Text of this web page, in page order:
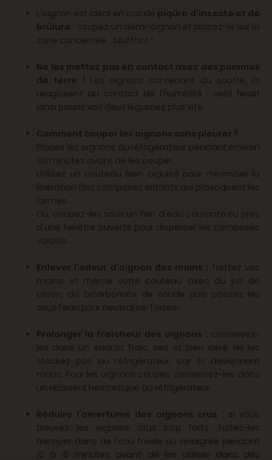
L'oignon est idéal en cas de piqûre d'insecte et de
brûlure : coupez un demi-oignon et placez-le sur la
zone concernée... bluffant !
Ne les mettez pas en contact avec des pommes
de terre ! Les oignons contenant du soufre, ils
réagissent au contact de l'humidité : cela ferait
ainsi pourrir vos deux légumes plus vite.
Comment couper les oignons sans pleurer ?
Placez les oignons au réfrigérateur pendant environ
30 minutes avant de les couper.
Utilisez un couteau bien aiguisé pour minimiser la
libération des composés irritants qui provoquent les
larmes.
Ou, coupez-les sous un filet d'eau courante ou près
d'une fenêtre ouverte pour disperser les composés
volatils.
Enlever l'odeur d'oignon des mains : frottez vos
mains et même votre couteau avec du jus de
citron, du bicarbonate de soude puis passez les
sous l'eau pour neutraliser l'odeur.
Prolonger la fraîcheur des oignons : conservez-
les dans un endroit frais, sec et bien aéré. Ne les
stockez pas au réfrigérateur, car ils deviennent
mous. Pour les oignons coupés, conservez-les dans
un récipient hermétique au réfrigérateur.
Réduire l’amertume des oignons crus : si vous
trouvez les oignons crus trop forts, faites-les
tremper dans de l'eau froide ou vinaigrée pendant
10 à 15 minutes avant de les utiliser dans des